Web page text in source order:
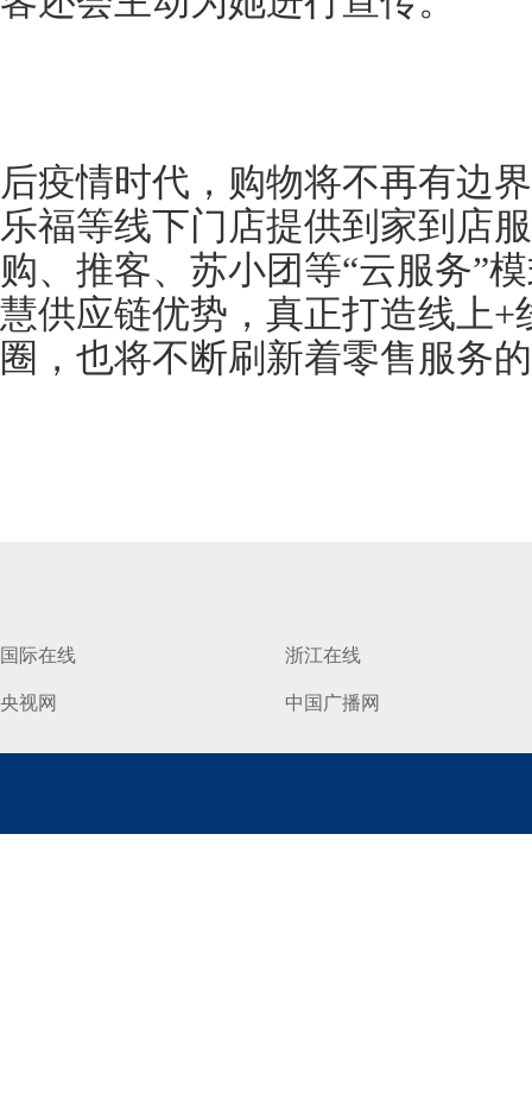
后疫情时代，购物将不再有边
乐福等线下门店提供到家到店
购、推客、苏小团等“云服务”
慧供应链优势，真正打造线上
圈，也将不断刷新着零售服务
国际在线 浙江在线
央视网 中国广播网